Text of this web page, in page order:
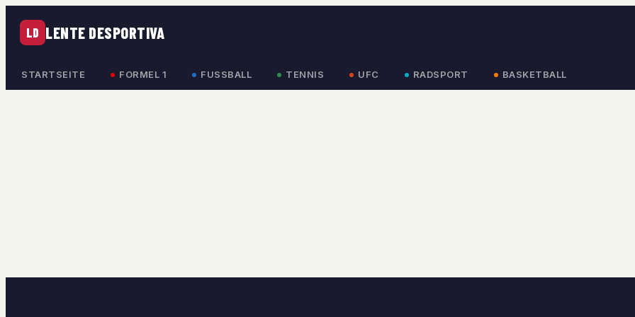
LD LENTE DESPORTIVA
STARTSEITE FORMEL 1 FUSSBALL TENNIS UFC RADSPORT BASKETBALL